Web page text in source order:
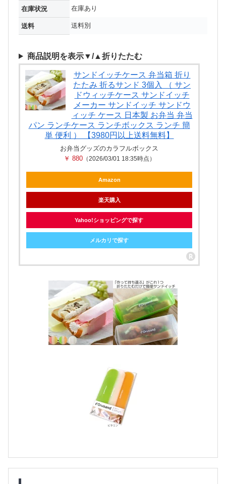
在庫状況 在庫あり
送料 送料別
商品説明を表示▼/▲折りたたむ
サンドイッチケース 弁当箱 折り
たたみ 折るサンド 3個入 （ サン
ドウィッチケース サンドイッチ
メーカー サンドイッチ サンドウ
ィッチ ケース 日本製 お弁当 弁当
パン ランチケース ランチボックス ランチ 簡
単 便利 ） 【3980円以上送料無料】
お弁当グッズのカラフルボックス
￥ 880（2026/03/01 18:35時点）
Amazon
楽天購入
Yahoo!ショッピングで探す
メルカリで探す